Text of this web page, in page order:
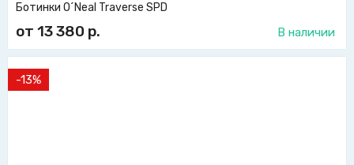
Ботинки O´Neal Traverse SPD
от 13 380 р. В наличии
-13%